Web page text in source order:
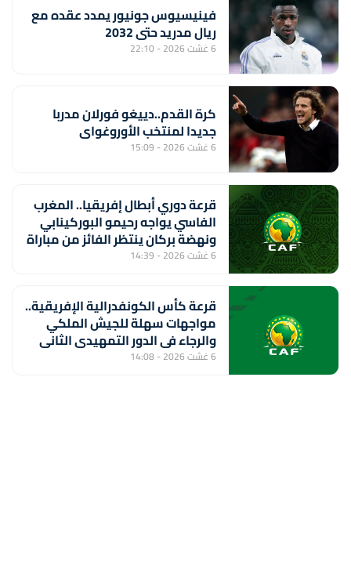
فينيسيوس جونيور يمدد عقده مع
ريال مدريد حتى 2032
6 غشت 2026 - 22:10
كرة القدم..دييغو فورلان مدربا
جديدا لمنتخب الأوروغواي
6 غشت 2026 - 15:09
قرعة دوري أبطال إفريقيا.. المغرب
الفاسي يواجه رحيمو البوركينابي
ونهضة بركان ينتظر الفائز من مباراة
ستار سبور السيراليوني وميدينا
6 غشت 2026 - 14:39
قرعة كأس الكونفدرالية الإفريقية..
مواجهات سهلة للجيش الملكي
والرجاء في الدور التمهيدي الثاني
6 غشت 2026 - 14:08